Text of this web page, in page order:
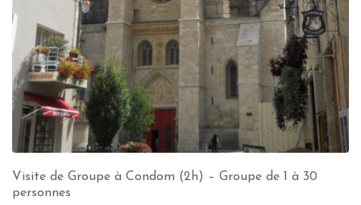
Visite de Groupe à Condom (2h) – Groupe de 1 à 30
personnes